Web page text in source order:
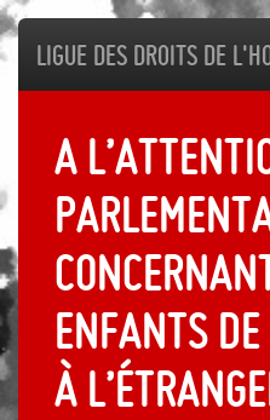
Ligue des droits de
A
enfants
à